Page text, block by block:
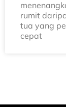
rumit
tua yang
cepat